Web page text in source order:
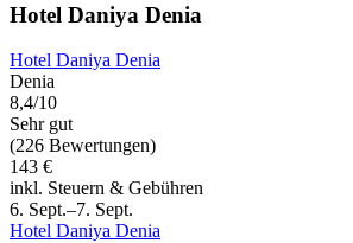
Hotel Daniya Denia
Hotel Daniya Denia
Denia
8,4/10
Sehr gut
(226 Bewertungen)
143 €
inkl. Steuern & Gebühren
6. Sept.–7. Sept.
Hotel Daniya Denia